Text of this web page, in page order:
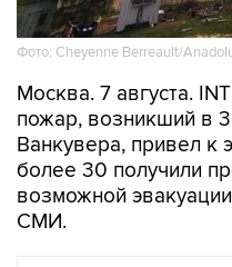
Фото: Cheyenne Berreault/
Москва. 7 августа.
пожар, возникший в
Ванкувера, привел к
более 30 получили
возможной
СМИ.